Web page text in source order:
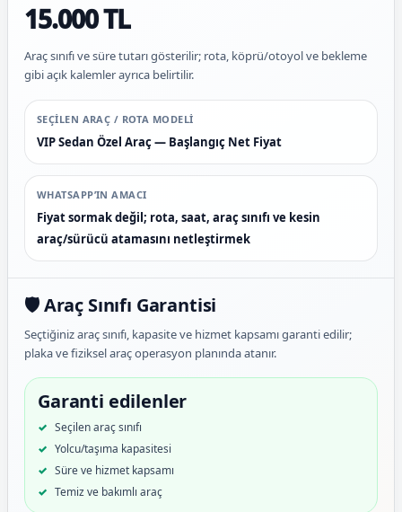
15.000 TL
Araç sınıfı ve süre tutarı gösterilir; rota, köprü/otoyol ve bekleme
gibi açık kalemler ayrıca belirtilir.
SEÇILEN ARAÇ / ROTA MODELI
VIP Sedan Özel Araç — Başlangıç Net Fiyat
WHATSAPP’IN AMACI
Fiyat sormak değil; rota, saat, araç sınıfı ve kesin
araç/sürücü atamasını netleştirmek
🛡️ Araç Sınıfı Garantisi
Seçtiğiniz araç sınıfı, kapasite ve hizmet kapsamı garanti edilir;
plaka ve fiziksel araç operasyon planında atanır.
Garanti edilenler
Seçilen araç sınıfı
Yolcu/taşıma kapasitesi
Süre ve hizmet kapsamı
Temiz ve bakımlı araç